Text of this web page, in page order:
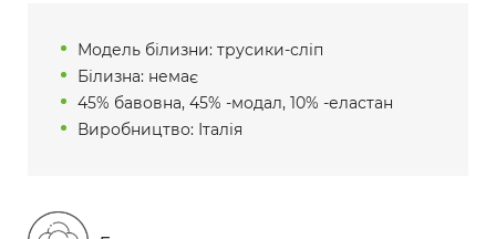
Модель білизни: трусики-сліп
Білизна: немає
45% бавовна, 45% -модал, 10% -еластан
Виробництво: Італія